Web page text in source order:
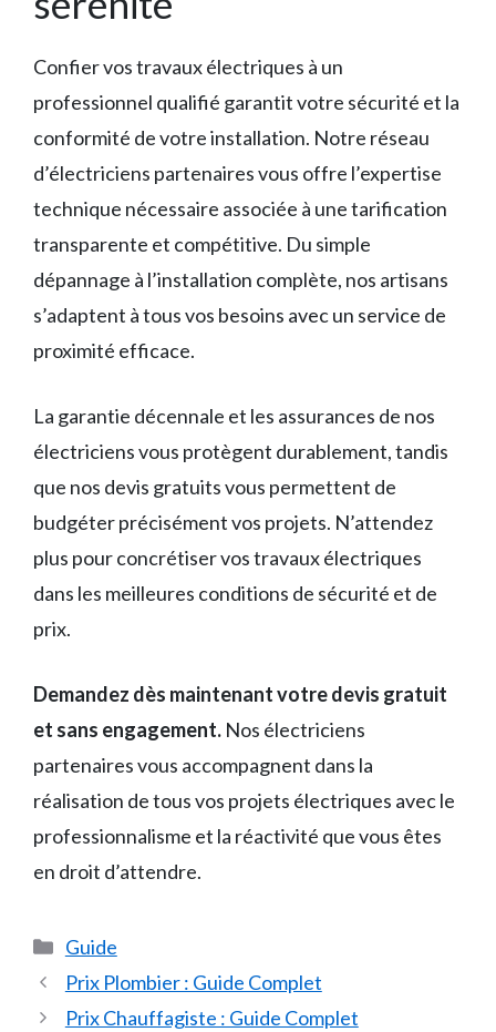
Confier vos travaux électriques à un
professionnel qualifié garantit votre sécurité et la
conformité de votre installation. Notre réseau
d’électriciens partenaires vous offre l’expertise
technique nécessaire associée à une tarification
transparente et compétitive. Du simple
dépannage à l’installation complète, nos artisans
s’adaptent à tous vos besoins avec un service de
proximité efficace.
La garantie décennale et les assurances de nos
électriciens vous protègent durablement, tandis
que nos devis gratuits vous permettent de
budgéter précisément vos projets. N’attendez
plus pour concrétiser vos travaux électriques
dans les meilleures conditions de sécurité et de
prix.
Demandez dès maintenant votre devis gratuit
et sans engagement. Nos électriciens
partenaires vous accompagnent dans la
réalisation de tous vos projets électriques avec le
professionnalisme et la réactivité que vous êtes
en droit d’attendre.
Catégories
Guide
Prix Plombier : Guide Complet
Prix Chauffagiste : Guide Complet